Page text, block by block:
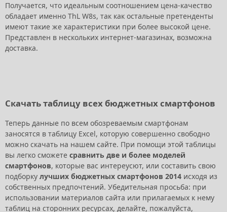
Получается, что идеальным соотношением цена-качество
обладает именно ThL W8s, так как остальные претенденты
имеют такие же характеристики при более высокой цене.
Представлен в нескольких интернет-магазинах, возможна
доставка.
Скачать таблицу всех бюджетных смартфонов
Теперь данные по всем обозреваемым смартфонам
заносятся в таблицу Excel, которую совершенно свободно
можно скачать на нашем сайте. При помощи этой таблицы
вы легко сможете сравнить две и более моделей
смартфонов, которые вас интереусют, или составить свою
подборку лучших бюджетных смартфонов 2014 исходя из
собственных предпочтений. Убедительная просьба: при
использовании материалов сайта или прилагаемых к нему
таблиц на сторонних ресурсах, делайте, пожалуйста,